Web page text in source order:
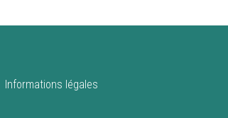
Informations légales